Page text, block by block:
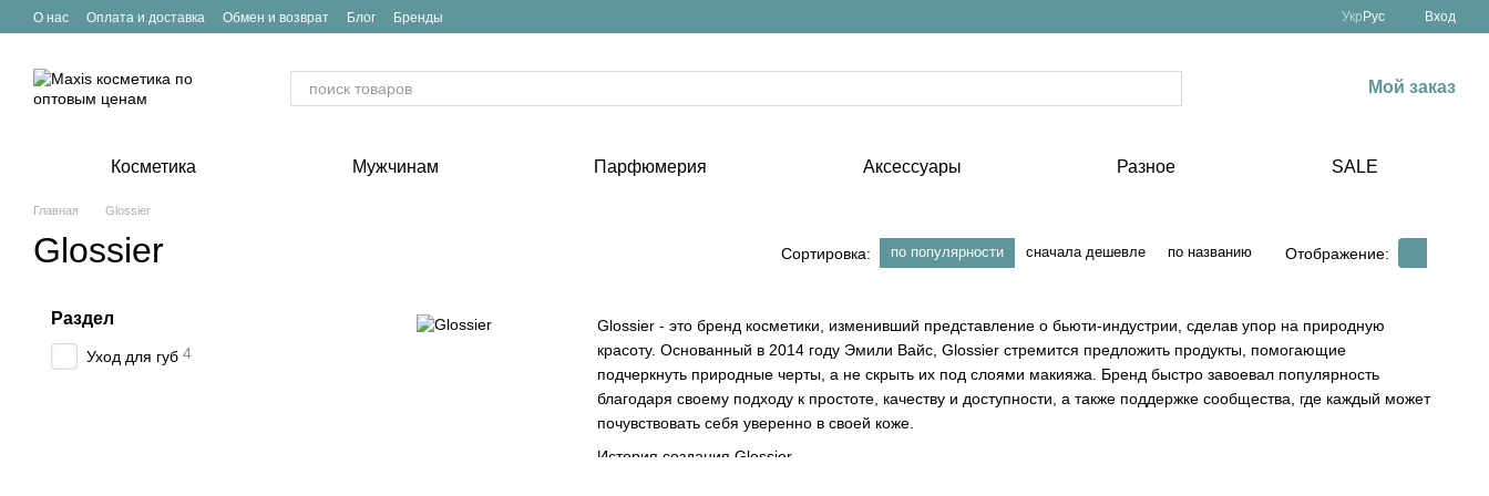
Перейти к основному контенту
О нас Оплата и доставка Обмен и возврат Блог Бренды Укр Рус Вход
Мой заказ
Косметика Мужчинам Парфюмерия Аксессуары Разное SALE
Главная Glossier
Glossier Сортировка: по популярности сначала дешевле по названию Отображение:
Glossier - это бренд косметики, изменивший представление о бьюти-индустрии, сделав упор на природную
красоту. Основанный в 2014 году Эмили Вайс, Glossier стремится предложить продукты, помогающие
подчеркнуть природные черты, а не скрыть их под слоями макияжа. Бренд быстро завоевал популярность
благодаря своему подходу к простоте, качеству и доступности, а также поддержке сообщества, где каждый может
почувствовать себя уверенно в своей коже.
История создания Glossier
Раздел
Уход для губ 4